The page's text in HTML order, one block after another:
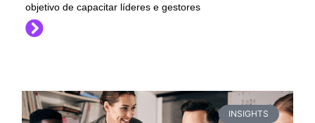
objetivo de capacitar líderes e gestores
INSIGHTS